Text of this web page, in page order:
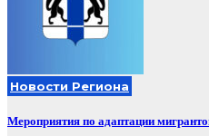
Новости Региона
Мероприятия по адаптации